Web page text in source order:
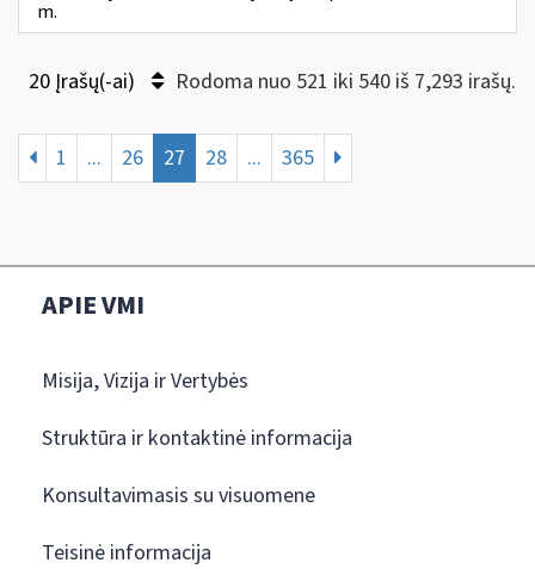
m.
20 Įrašų(-ai) Rodoma nuo 521 iki 540 iš 7,293 irašų.
1 ... 26 27 28 ... 365
APIE VMI
Misija, Vizija ir Vertybės
Struktūra ir kontaktinė informacija
Konsultavimasis su visuomene
Teisinė informacija